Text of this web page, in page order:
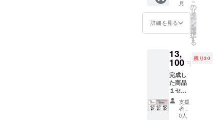
定価格
より下
がる可
※ご注文
状況、
製造工
程上の
都合及
びロジ
ステッ
ク等に
より出
売予定
価格
17,500
円税込
→25%
13,000
円税込/
送料込
※皆様の
応援購
入によ
り量産
効率が
向上し
月
詳細を見る
こ
の
リ
タ
ー
ン
を
選
択
す
る
13,
100 円
残り30
完成し
た商品
１セッ
ト
「ヒー
ティン
支援
者：
0人